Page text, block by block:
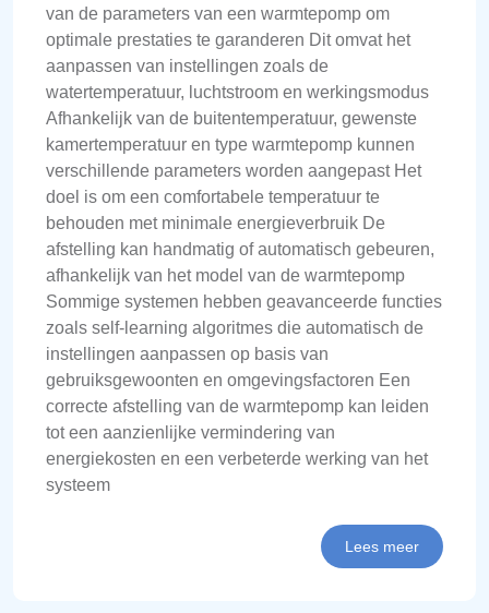
van de parameters van een warmtepomp om
optimale prestaties te garanderen Dit omvat het
aanpassen van instellingen zoals de
watertemperatuur, luchtstroom en werkingsmodus
Afhankelijk van de buitentemperatuur, gewenste
kamertemperatuur en type warmtepomp kunnen
verschillende parameters worden aangepast Het
doel is om een comfortabele temperatuur te
behouden met minimale energieverbruik De
afstelling kan handmatig of automatisch gebeuren,
afhankelijk van het model van de warmtepomp
Sommige systemen hebben geavanceerde functies
zoals self-learning algoritmes die automatisch de
instellingen aanpassen op basis van
gebruiksgewoonten en omgevingsfactoren Een
correcte afstelling van de warmtepomp kan leiden
tot een aanzienlijke vermindering van
energiekosten en een verbeterde werking van het
systeem
Lees meer